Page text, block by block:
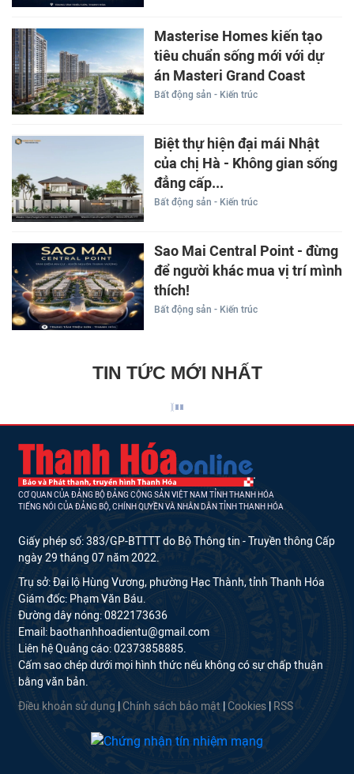
Masterise Homes kiến tạo
tiêu chuẩn sống mới với dự
án Masteri Grand Coast
Bất động sản - Kiến trúc
Biệt thự hiện đại mái Nhật
của chị Hà - Không gian sống
đẳng cấp...
Bất động sản - Kiến trúc
Sao Mai Central Point - đừng
để người khác mua vị trí mình
thích!
Bất động sản - Kiến trúc
TIN TỨC MỚI NHẤT
CƠ QUAN CỦA ĐẢNG BỘ ĐẢNG CỘNG SẢN VIỆT NAM TỈNH THANH HÓA
TIẾNG NÓI CỦA ĐẢNG BỘ, CHÍNH QUYỀN VÀ NHÂN DÂN TỈNH THANH HÓA
Giấy phép số: 383/GP-BTTTT do Bộ Thông tin - Truyền thông Cấp
ngày 29 tháng 07 năm 2022.
Trụ sở: Đại lộ Hùng Vương, phường Hạc Thành, tỉnh Thanh Hóa
Giám đốc: Phạm Văn Báu.
Đường dây nóng: 0822173636
Email: baothanhhoadientu@gmail.com
Liên hệ Quảng cáo: 02373858885.
Cấm sao chép dưới mọi hình thức nếu không có sự chấp thuận
bằng văn bản.
Điều khoản sử dụng Chính sách bảo mật Cookies RSS